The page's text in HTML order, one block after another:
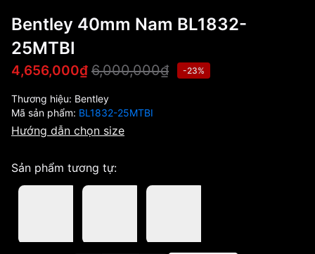
Bentley 40mm Nam BL1832-
25MTBI
4,656,000₫ 6,000,000₫ -23%
Thương hiệu: Bentley
Mã sản phẩm: BL1832-25MTBI
Hướng dẫn chọn size
Sản phẩm tương tự: